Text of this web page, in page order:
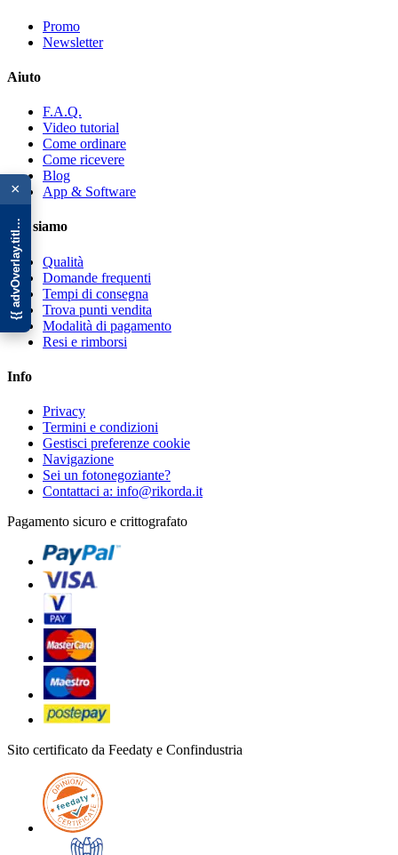
×
{{ advOverlay.title || 'Promo' }}
Promo
Newsletter
Aiuto
F.A.Q.
Video tutorial
Come ordinare
Come ricevere
Blog
App & Software
Chi siamo
Qualità
Domande frequenti
Tempi di consegna
Trova punti vendita
Modalità di pagamento
Resi e rimborsi
Info
Privacy
Termini e condizioni
Gestisci preferenze cookie
Navigazione
Sei un fotonegoziante?
Contattaci a: info@rikorda.it
Pagamento sicuro e crittografato
Sito certificato da Feedaty e Confindustria